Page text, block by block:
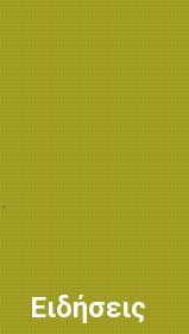
.
Ειδήσεις